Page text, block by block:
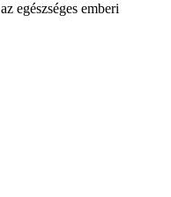
egészséges emberi